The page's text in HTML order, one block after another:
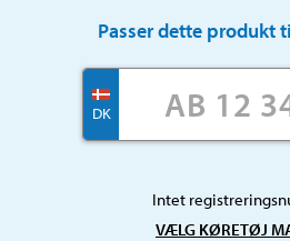
Passer dette produkt
DK
Intet
VÆLG KØRETØJ